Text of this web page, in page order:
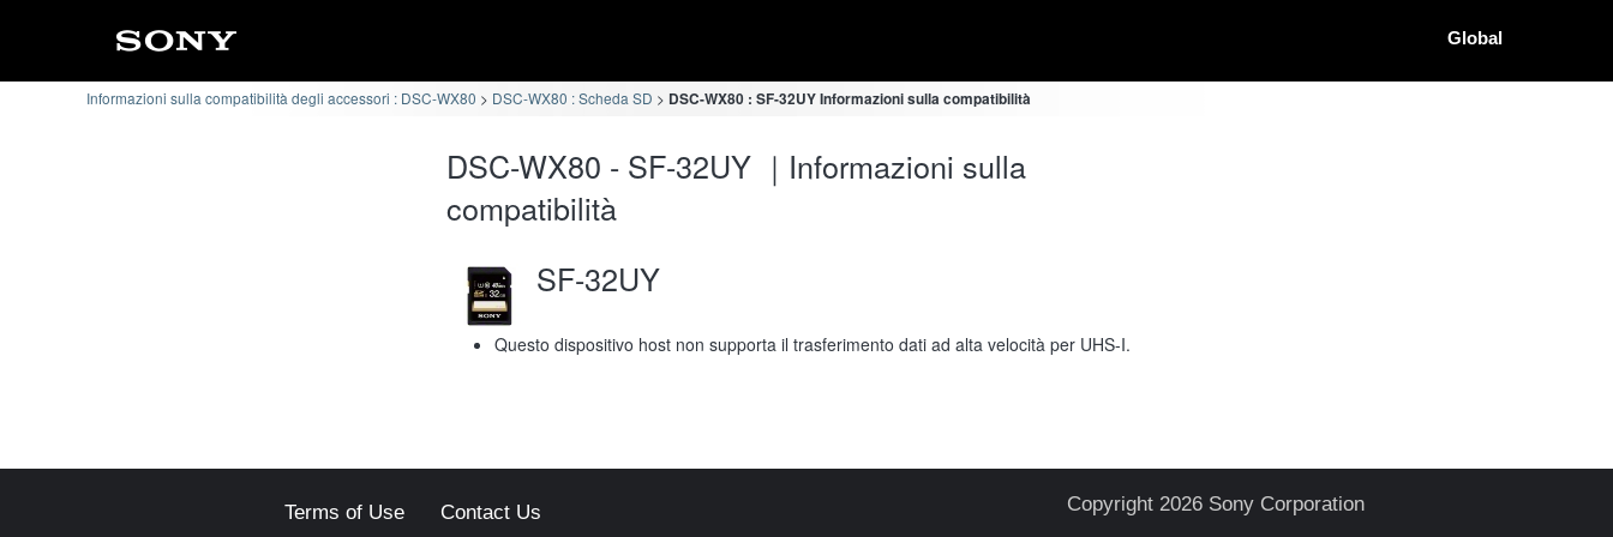
Global
Informazioni sulla compatibilità degli accessori : DSC-WX80 DSC-WX80 : Scheda SD DSC-WX80 : SF-32UY Informazioni sulla compatibilità
DSC-WX80 - SF-32UY ｜Informazioni sulla
compatibilità
SF-32UY
Questo dispositivo host non supporta il trasferimento dati ad alta velocità per UHS-I.
Terms of Use Contact Us Copyright 2026 Sony Corporation